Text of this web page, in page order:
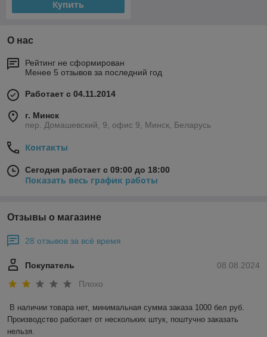
Купить
О нас
Рейтинг не сформирован
Менее 5 отзывов за последний год
Работает с 04.11.2014
г. Минск
пер. Домашевский, 9, офис 9, Минск, Беларусь
Контакты
Сегодня работает с 09:00 до 18:00
Показать весь график работы
Отзывы о магазине
28 отзывов за всё время
08.08.2024
Покупатель
Плохо
В наличии товара нет, минимальная сумма заказа 1000 бел руб.
Производство работает от нескольких штук, поштучно заказать
нельзя.